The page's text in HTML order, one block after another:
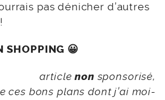
pas dénicher d’autres
SHOPPING 😀
articlenon sponsorisé,
ces bons plans dont j’ai moi-